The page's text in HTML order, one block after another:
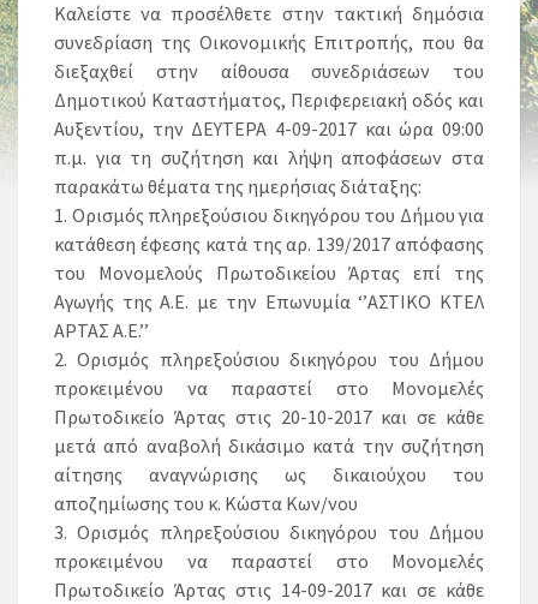
Καλείστε να προσέλθετε στην τακτική δημόσια
συνεδρίαση της Οικονομικής Επιτροπής, που θα
διεξαχθεί στην αίθουσα συνεδριάσεων του
Δημοτικού Καταστήματος, Περιφερειακή οδός και
Αυξεντίου, την ΔΕΥΤΕΡΑ 4-09-2017 και ώρα 09:00
π.μ. για τη συζήτηση και λήψη αποφάσεων στα
παρακάτω θέματα της ημερήσιας διάταξης:
1. Ορισμός πληρεξούσιου δικηγόρου του Δήμου για
κατάθεση έφεσης κατά της αρ. 139/2017 απόφασης
του Μονομελούς Πρωτοδικείου Άρτας επί της
Αγωγής της Α.Ε. με την Επωνυμία ‘’ΑΣΤΙΚΟ ΚΤΕΛ
ΑΡΤΑΣ Α.Ε.’’
2. Ορισμός πληρεξούσιου δικηγόρου του Δήμου
προκειμένου να παραστεί στο Μονομελές
Πρωτοδικείο Άρτας στις 20-10-2017 και σε κάθε
μετά από αναβολή δικάσιμο κατά την συζήτηση
αίτησης αναγνώρισης ως δικαιούχου του
αποζημίωσης του κ. Κώστα Κων/νου
3. Ορισμός πληρεξούσιου δικηγόρου του Δήμου
προκειμένου να παραστεί στο Μονομελές
Πρωτοδικείο Άρτας στις 14-09-2017 και σε κάθε